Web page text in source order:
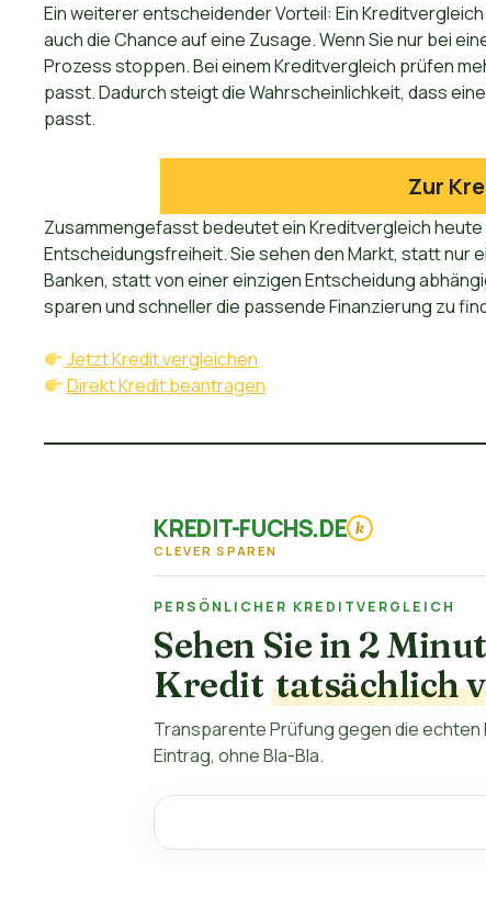
Ein weiterer entscheidender Vorteil: Ein
auch die Chance auf eine Zusage. Wenn Sie nur bei
Prozess stoppen. Bei einem Kreditvergleich prüfen
passt. Dadurch steigt die Wahrscheinlichkeit, dass
passt.
Zur
Zusammengefasst bedeutet ein Kreditvergleich
Entscheidungsfreiheit. Sie sehen den Markt, statt nur
Banken, statt von einer einzigen Entscheidung
sparen und schneller die passende Finanzierung zu
Jetzt Kredit vergleichen
Direkt Kredit beantragen
KREDIT-FUCHS.DE k
CLEVER SPAREN
PERSÖNLICHER KREDITVERGLEICH
Sehen Sie in 2
Kredittatsächlich
Transparente Prüfung gegen die echten
Eintrag, ohne Bla-Bla.